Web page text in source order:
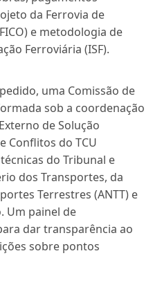
da Ferrovia de
e metodologia de
Ferroviária (ISF).
uma Comissão de
sob a coordenação
de Solução
Conflitos do TCU
do Tribunal e
dos Transportes, da
Terrestres (ANTT) e
Um painel de
dar transparência ao
sobre pontos